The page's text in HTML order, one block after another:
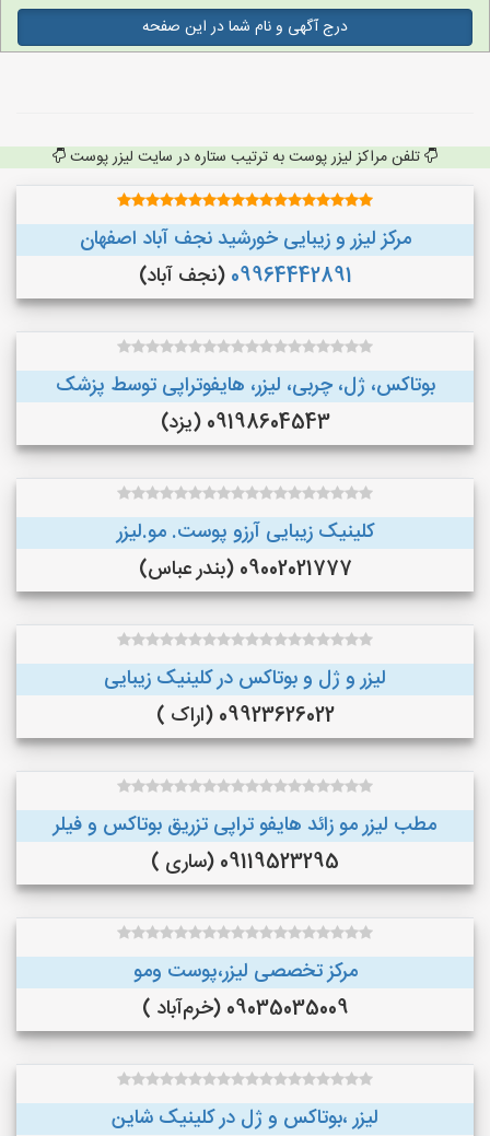
درج آگهی و نام شما در این صفحه
تلفن مراکز لیزر پوست به ترتیب ستاره در سایت لیزر پوست
مرکز لیزر و زیبایی خورشید نجف آباد اصفهان
09964442891 (نجف‌ آباد)
بوتاکس، ژل، چربی، لیزر، هایفوتراپی توسط پزشک
09198604543 (یزد)
کلینیک زیبایی آرزو پوست. مو.لیزر
09002021777 (بندر عباس)
لیزر و ژل و بوتاکس در کلینیک زیبایی
09923626022 (اراک )
مطب لیزر مو زائد هایفو تراپی تزریق بوتاکس و فیلر
09119523295 (ساری )
مرکز تخصصی لیزر،پوست و‌مو
09035035009 (خرم‌آباد )
لیزر ،بوتاکس و ژل در کلینیک شاین